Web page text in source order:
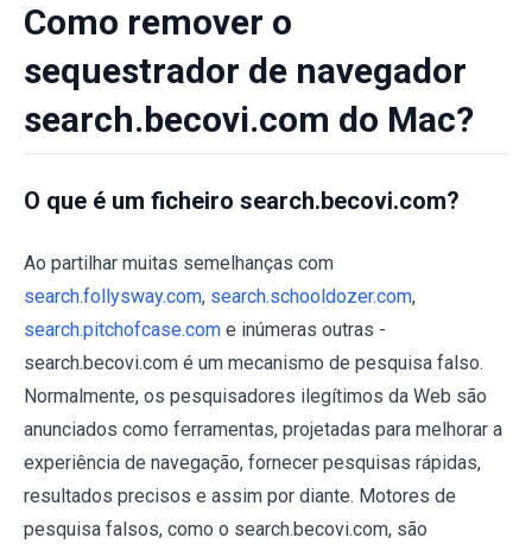
Como remover o
sequestrador de navegador
search.becovi.com do Mac?
O que é um ficheiro search.becovi.com?
Ao partilhar muitas semelhanças com
search.follysway.com, search.schooldozer.com,
search.pitchofcase.com e inúmeras outras -
search.becovi.com é um mecanismo de pesquisa falso.
Normalmente, os pesquisadores ilegítimos da Web são
anunciados como ferramentas, projetadas para melhorar a
experiência de navegação, fornecer pesquisas rápidas,
resultados precisos e assim por diante. Motores de
pesquisa falsos, como o search.becovi.com, são